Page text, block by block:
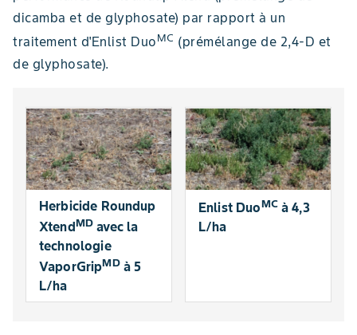
dicamba et de glyphosate) par rapport à un
traitement d'Enlist DuoMC (prémélange de 2,4-D et
de glyphosate).
Herbicide Roundup
XtendMD avec la
technologie
VaporGripMDà 5
L/ha
Enlist DuoMCà 4,3
L/ha